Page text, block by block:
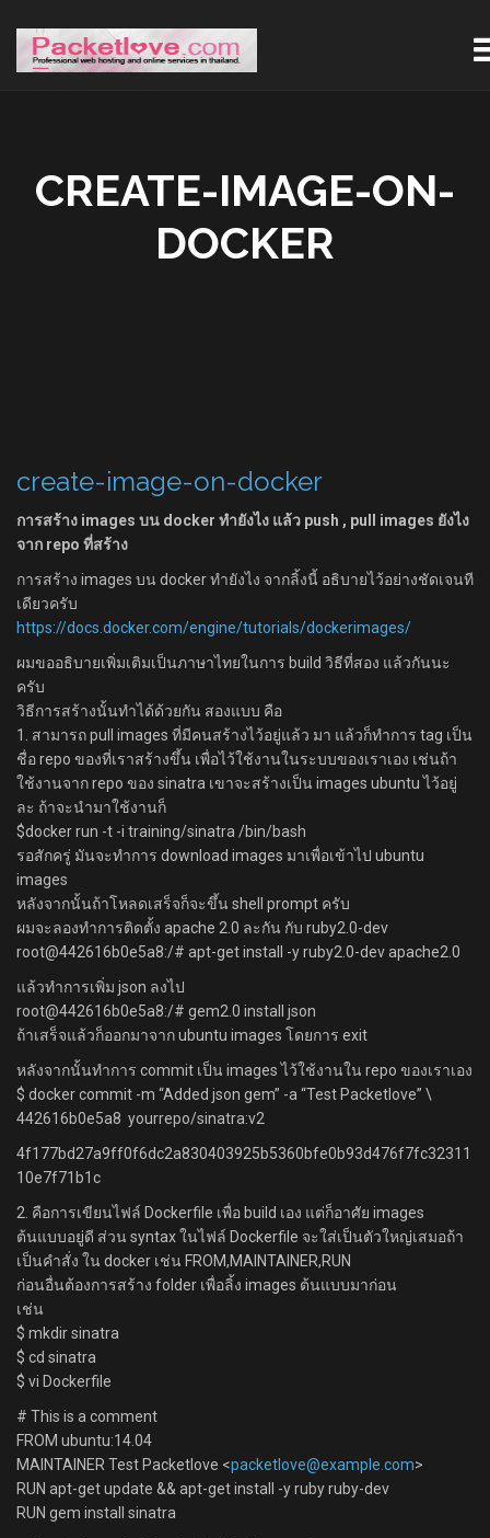
CREATE-IMAGE-ON-
DOCKER
create-image-on-docker
การสร้าง images บน docker ทำยังไง แล้ว push , pull images ยังไง
จาก repo ที่สร้าง
การสร้าง images บน docker ทำยังไง จากลิ้งนี้ อธิบายไว้อย่างชัดเจนที
เดียวครับ
https://docs.docker.com/engine/tutorials/dockerimages/
ผมขออธิบายเพิ่มเติมเป็นภาษาไทยในการ build วิธีที่สอง แล้วกันนะ
ครับ
วิธีการสร้างนั้นทำได้ด้วยกัน สองแบบ คือ
1. สามารถ pull images ที่มีคนสร้างไว้อยู่แล้ว มา แล้วก็ทำการ tag เป็น
ชื่อ repo ของที่เราสร้างขึ้น เพื่อไว้ใช้งานในระบบของเราเอง เช่นถ้า
ใช้งานจาก repo ของ sinatra เขาจะสร้างเป็น images ubuntu ไว้อยู่
ละ ถ้าจะนำมาใช้งานก็
$docker run -t -i training/sinatra /bin/bash
รอสักครู่ มันจะทำการ download images มาเพื่อเข้าไป ubuntu
images
หลังจากนั้นถ้าโหลดเสร็จก็จะขึ้น shell prompt ครับ
ผมจะลองทำการติดตั้ง apache 2.0 ละกัน กับ ruby2.0-dev
root@442616b0e5a8:/# apt-get install -y ruby2.0-dev apache2.0
แล้วทำการเพิ่ม json ลงไป
root@442616b0e5a8:/# gem2.0 install json
ถ้าเสร็จแล้วก็ออกมาจาก ubuntu images โดยการ exit
หลังจากนั้นทำการ commit เป็น images ไว้ใช้งานใน repo ของเราเอง
$ docker commit -m “Added json gem” -a “Test Packetlove” \
442616b0e5a8 yourrepo/sinatra:v2
4f177bd27a9ff0f6dc2a830403925b5360bfe0b93d476f7fc32311
10e7f71b1c
2. คือการเขียนไฟล์ Dockerfile เพื่อ build เอง แต่ก็อาศัย images
ต้นแบบอยู่ดี ส่วน syntax ในไฟล์ Dockerfile จะใส่เป็นตัวใหญ่เสมอถ้า
เป็นคำสั่ง ใน docker เช่น FROM,MAINTAINER,RUN
ก่อนอื่นต้องการสร้าง folder เพื่อลิ้ง images ต้นแบบมาก่อน
เช่น
$ mkdir sinatra
$ cd sinatra
$ vi Dockerfile
# This is a comment
FROM ubuntu:14.04
MAINTAINER Test Packetlove <packetlove@example.com>
RUN apt-get update && apt-get install -y ruby ruby-dev
RUN gem install sinatra